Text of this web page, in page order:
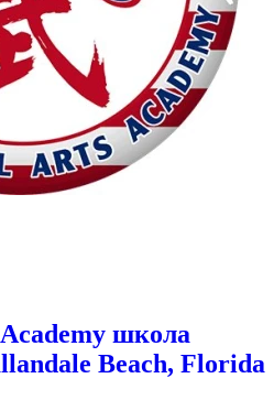
школа
Beach, Florida